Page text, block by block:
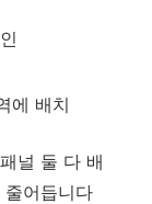
에 배치
널 둘 다 배
어듭니다